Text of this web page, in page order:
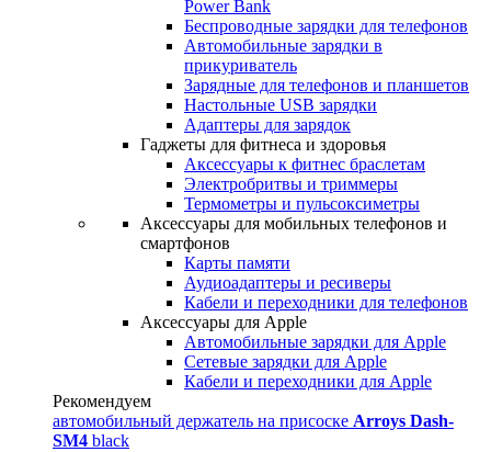
Power Bank
Беспроводные зарядки для телефонов
Автомобильные зарядки в
прикуриватель
Зарядные для телефонов и планшетов
Настольные USB зарядки
Адаптеры для зарядок
Гаджеты для фитнеса и здоровья
Аксессуары к фитнес браслетам
Электробритвы и триммеры
Термометры и пульсоксиметры
Аксессуары для мобильных телефонов и
смартфонов
Карты памяти
Аудиоадаптеры и ресиверы
Кабели и переходники для телефонов
Аксессуары для Apple
Автомобильные зарядки для Apple
Сетевые зарядки для Apple
Кабели и переходники для Apple
Рекомендуем
автомобильный держатель на присоске Arroys Dash-
SM4 black